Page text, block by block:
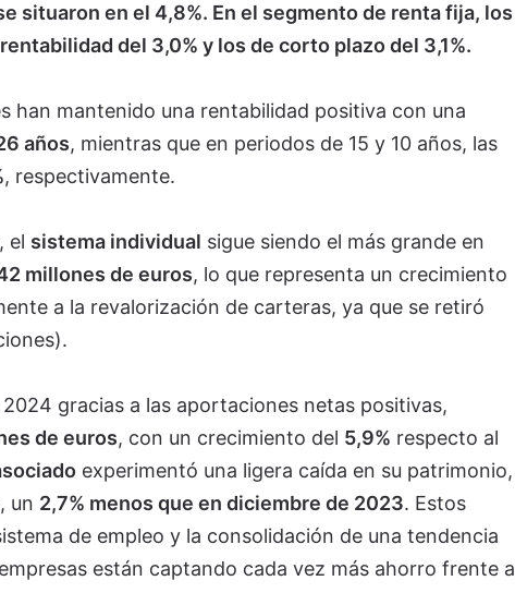
situaron en el 4,8%. En el segmento de renta fija, los
del 3,0% y los de corto plazo del 3,1%.
han mantenido una rentabilidad positiva con una
años, mientras que en periodos de 15 y 10 años, las
, respectivamente.
el sistema individual sigue siendo el más grande en
millones de euros, lo que representa un crecimiento
a la revalorización de carteras, ya que se retiró
gracias a las aportaciones netas positivas,
de euros, con un crecimiento del 5,9% respecto al
experimentó una ligera caída en su patrimonio,
, un 2,7% menos que en diciembre de 2023. Estos
de empleo y la consolidación de una tendencia
están captando cada vez más ahorro frente a